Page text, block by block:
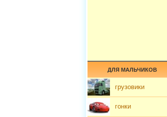
ДЛЯ МАЛЬЧИКОВ
грузовики
гонки